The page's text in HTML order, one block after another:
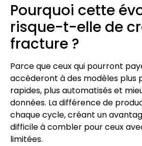
Pourquoi cette
risque-t-elle de
fracture ?
Parce que ceux qui pourront
accéderont à des modèles plus
rapides, plus automatisés et
données. La différence de
chaque cycle, créant un
difficile à combler pour ceux
limitées.